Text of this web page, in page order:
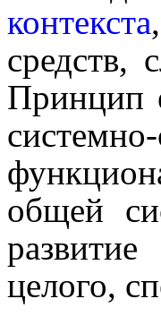
контек­ста
средств,
Принцип
общей
целого,